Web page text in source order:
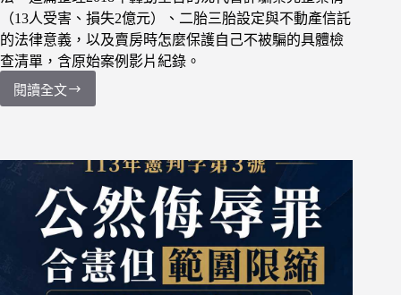
（13人受害、損失2億元）、二胎三胎設定與不動產信託
的法律意義，以及賣房時怎麼保護自己不被騙的具體檢
查清單，含原始案例影片紀錄。
閱讀全文
【不
房
屋
買
賣
詐
騙：